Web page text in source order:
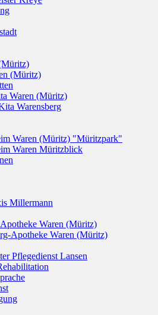
(Müritz)
Waren (Müritz)
Warensberg
Waren (Müritz) "Müritzpark"
Waren Müritzblick
Millermann
Waren (Müritz)
Apotheke Waren (Müritz)
Pflegedienst Lansen